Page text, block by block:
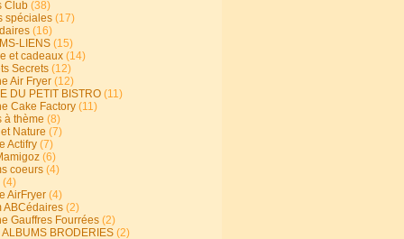
Club (38)
spéciales (17)
(16)
LIENS (15)
et cadeaux (14)
Secrets (12)
Air Fryer (12)
DU PETIT BISTRO (11)
Cake Factory (11)
à thème (8)
Nature (7)
Actifry (7)
(6)
coeurs (4)
(4)
AirFryer (4)
ABCédaires (2)
Gauffres Fourrées (2)
ALBUMS BRODERIES (2)